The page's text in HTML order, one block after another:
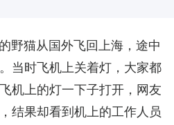
野猫从国外飞回上海，途中
当时飞机上关着灯，大家都
机上的灯一下子打开，网友
结果却看到机上的工作人员